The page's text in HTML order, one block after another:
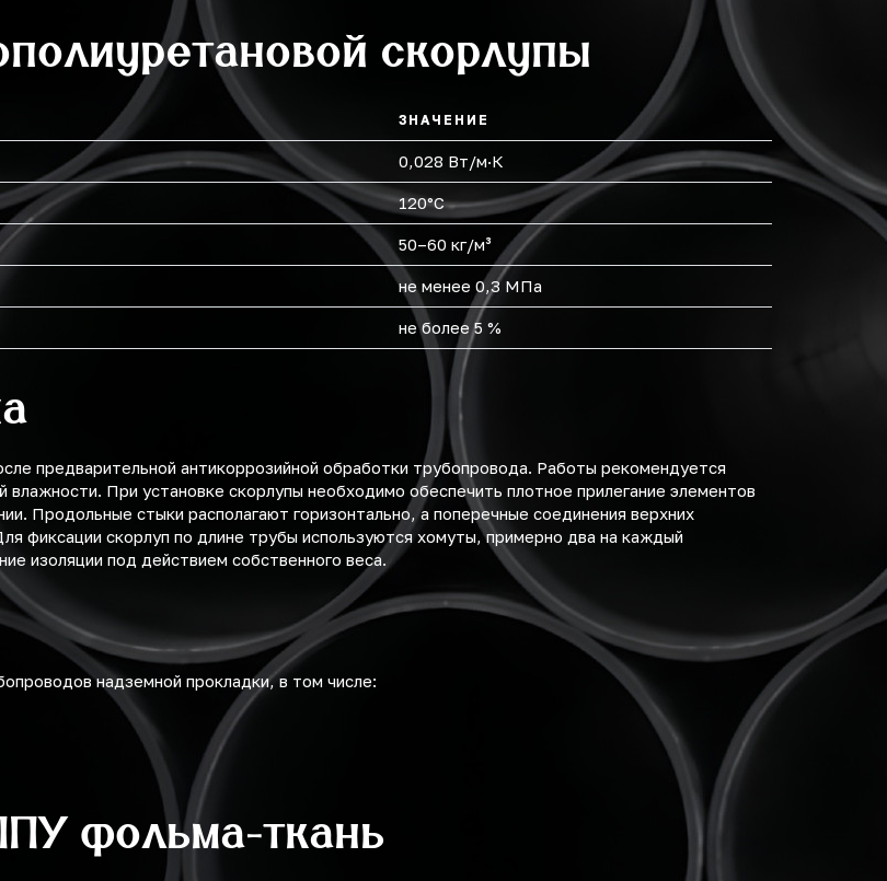
скорлупы
ЗНАЧЕНИЕ
0,028 Вт/м·К
120°С
50–60 кг/м³
не менее 0,3 МПа
не более 5 %
предварительной антикоррозийной обработки трубопровода. Работы рекомендуется
При установке скорлупы необходимо обеспечить плотное прилегание элементов
Продольные стыки располагают горизонтально, а поперечные соединения верхних
фиксации скорлуп по длине трубы используются хомуты, примерно два на каждый
изоляции под действием собственного веса.
надземной прокладки, в том числе:
фольма-ткань